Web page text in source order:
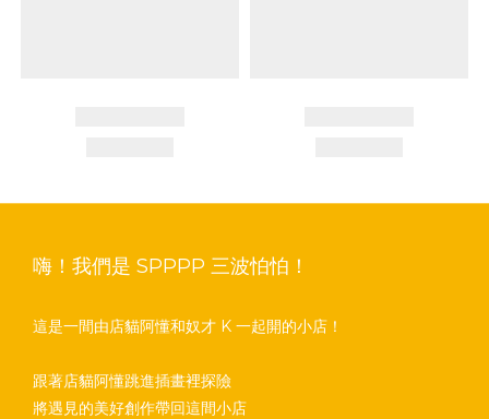
嗨！我們是 SPPPP 三波怕怕！
這是一間由店貓阿懂和奴才 K 一起開的小店！
跟著店貓阿懂跳進插畫裡探險
將遇見的美好創作帶回這間小店